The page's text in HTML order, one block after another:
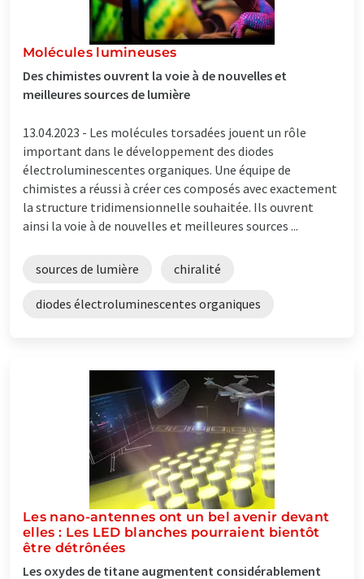
Molécules lumineuses
Des chimistes ouvrent la voie à de nouvelles et
meilleures sources de lumière
13.04.2023 - Les molécules torsadées jouent un rôle
important dans le développement des diodes
électroluminescentes organiques. Une équipe de
chimistes a réussi à créer ces composés avec exactement
la structure tridimensionnelle souhaitée. Ils ouvrent
ainsi la voie à de nouvelles et meilleures sources ...
sources de lumière chiralité
diodes électroluminescentes organiques
Les nano-antennes ont un bel avenir devant
elles : Les LED blanches pourraient bientôt
être détrônées
Les oxydes de titane augmentent considérablement